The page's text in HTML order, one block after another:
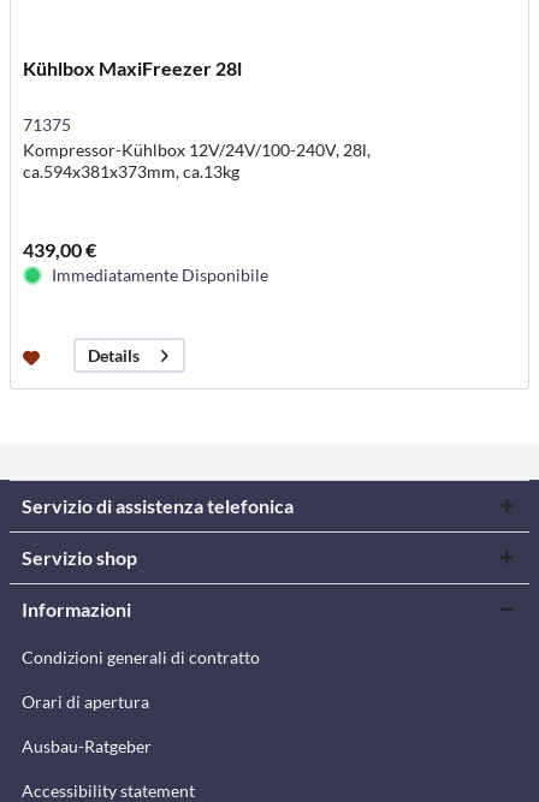
Kühlbox MaxiFreezer 28l
71375
Kompressor-Kühlbox 12V/24V/100-240V, 28l,
ca.594x381x373mm, ca.13kg
439,00 €
Immediatamente Disponibile
Details
Servizio di assistenza telefonica
Servizio shop
Informazioni
Condizioni generali di contratto
Orari di apertura
Ausbau-Ratgeber
Accessibility statement